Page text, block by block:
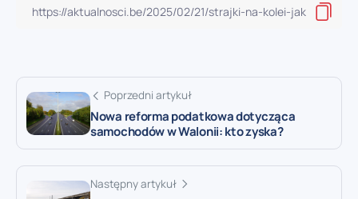
Poprzedni artykuł
Nowa reforma podatkowa dotycząca
samochodów w Walonii: kto zyska?
Następny artykuł